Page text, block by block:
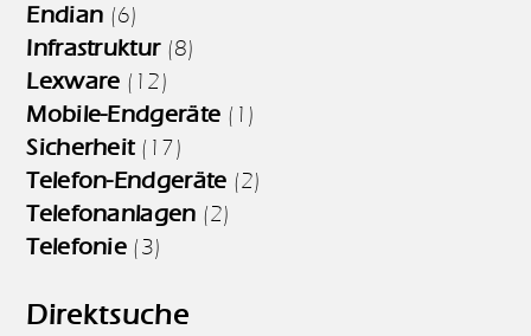
Endian (6)
Infrastruktur(8)
Lexware (12)
Mobile-Endgeräte (1)
Sicherheit(17)
Telefon-Endgeräte (2)
Telefonanlagen (2)
Telefonie (3)
Direktsuche